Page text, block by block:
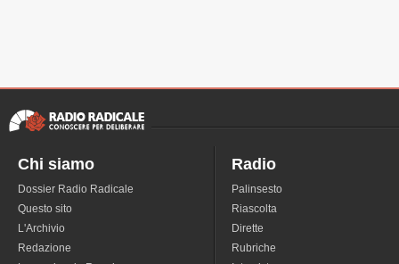
Chi siamo
Dossier Radio Radicale
Questo sito
L'Archivio
Redazione
Radio
Palinsesto
Riascolta
Dirette
Rubriche